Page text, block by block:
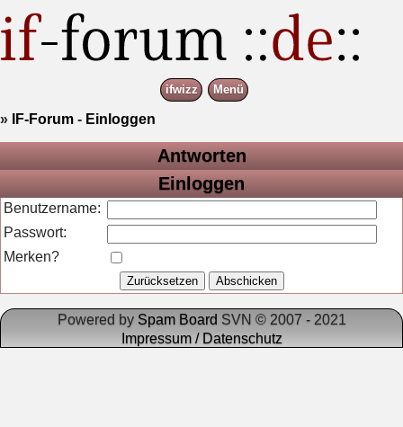
ifwizz Menü
» IF-Forum - Einloggen
Antworten
Einloggen
Benutzername:
Passwort:
Merken?
Powered by Spam Board SVN © 2007 - 2021
Impressum / Datenschutz